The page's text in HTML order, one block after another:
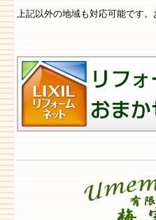
上記以外の地域も対応可能です。